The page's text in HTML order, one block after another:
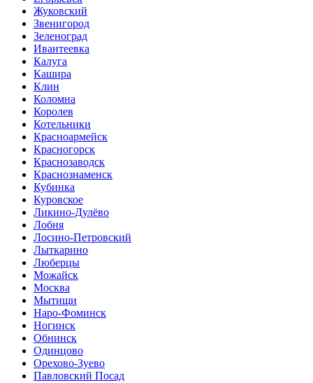
Жуковский
Звенигород
Зеленоград
Ивантеевка
Калуга
Кашира
Клин
Коломна
Королев
Котельники
Красноармейск
Красногорск
Краснозаводск
Краснознаменск
Кубинка
Куровское
Ликино-Дулёво
Лобня
Лосино-Петровский
Лыткарино
Люберцы
Можайск
Москва
Мытищи
Наро-Фоминск
Ногинск
Обнинск
Одинцово
Орехово-Зуево
Павловский Посад